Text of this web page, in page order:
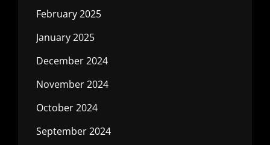
February 2025
January 2025
December 2024
November 2024
October 2024
September 2024